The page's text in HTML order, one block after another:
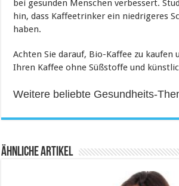
bei gesunden Menschen verbessert.
hin, dass Kaffeetrinker ein niedrigeres
haben.
Achten Sie darauf, Bio-Kaffee zu kaufen
Ihren Kaffee ohne Süßstoffe und
Weitere beliebte Gesundheits-
Ähnliche Artikel